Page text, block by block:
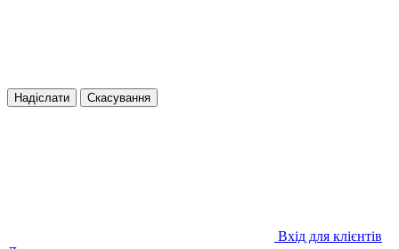
Надіслати Скасування
Вхід для клієнтів